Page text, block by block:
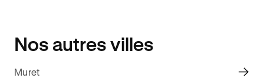
Nos autres villes
Muret